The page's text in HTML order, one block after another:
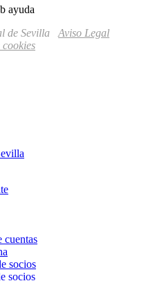
de Sevilla Aviso Legal
cuentas
socios
socios